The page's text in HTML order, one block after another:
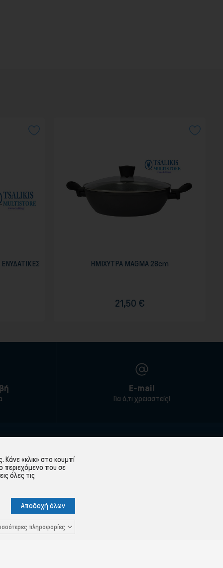
ΗΜΙΧΥΤΡΑ MAGMA 28cm
21,50 €
E-mail
Για ό,τι χρειαστείς!
«κλικ» στο κουμπί
περιεχόμενο που σε
όλες τις
Αποδοχή όλων
πληροφορίες